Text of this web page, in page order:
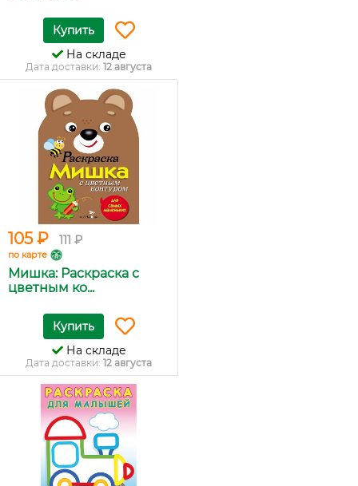
Купить
На складе
Дата доставки: 12 августа
105 ₽ 111 ₽
по карте
Мишка: Раскраска с
цветным ко...
Купить
На складе
Дата доставки: 12 августа